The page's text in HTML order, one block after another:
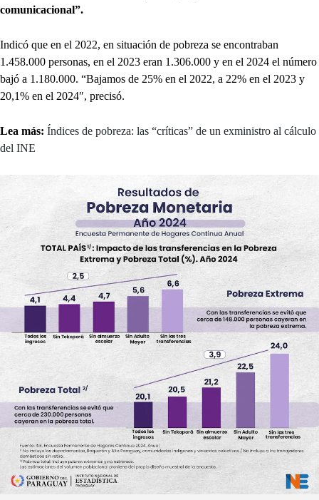
comunicacional”.
Indicó que en el 2022, en situación de pobreza se encontraban
1.458.000 personas, en el 2023 eran 1.306.000 y en el 2024 el número
bajó a 1.180.000. “Bajamos de 25% en el 2022, a 22% en el 2023 y
20,1% en el 2024″, precisó.
Lea más: Índices de pobreza: las “críticas” de un exministro al cálculo
del INE